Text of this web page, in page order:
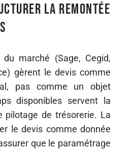
la remontée
marché (Sage, Cegid,
gèrent le devis comme
pas comme un objet
disponibles servent la
pilotage de trésorerie. La
le devis comme donnée
que le paramétrage